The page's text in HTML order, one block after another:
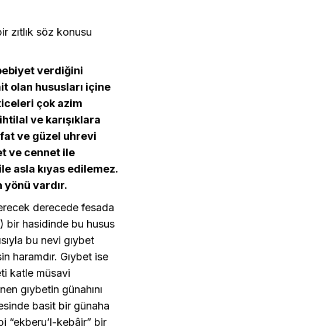
zıtlık söz konusu
verdiğini
olan hususları içine
çok azim
ve karışıklara
ve güzel uhrevi
ve cennet ile
asla kıyas edilemez.
yönü vardır.
derecede fesada
bir hasidinde bu husus
bu nevi gıybet
haramdır. Gıybet ise
katle müsavi
gıybetin günahını
basit bir günaha
“ekberu’l-kebâir” bir